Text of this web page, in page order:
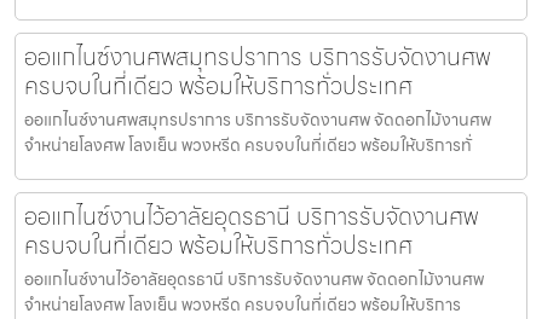
ออแกไนซ์งานศพสมุทรปราการ บริการรับจัดงานศพ
ครบจบในที่เดียว พร้อมให้บริการทั่วประเทศ
ออแกไนซ์งานศพสมุทรปราการ บริการรับจัดงานศพ จัดดอกไม้งานศพ
จำหน่ายโลงศพ โลงเย็น พวงหรีด ครบจบในที่เดียว พร้อมให้บริการทั่
ออแกไนซ์งานไว้อาลัยอุดรธานี บริการรับจัดงานศพ
ครบจบในที่เดียว พร้อมให้บริการทั่วประเทศ
ออแกไนซ์งานไว้อาลัยอุดรธานี บริการรับจัดงานศพ จัดดอกไม้งานศพ
จำหน่ายโลงศพ โลงเย็น พวงหรีด ครบจบในที่เดียว พร้อมให้บริการ